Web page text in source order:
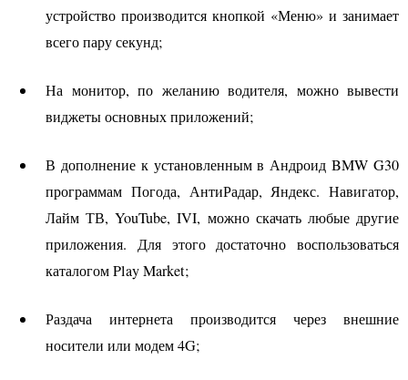
устройство производится кнопкой «Меню» и занимает
всего пару секунд;
На монитор, по желанию водителя, можно вывести
виджеты основных приложений;
В дополнение к установленным в АндроидBMW G30
программам Погода, АнтиРадар, Яндекс. Навигатор,
Лайм ТВ, YouTube,IVI, можно скачать любые другие
приложения. Для этого достаточно воспользоваться
каталогом Play Market;
Раздача интернета производится через внешние
носители или модем 4G;